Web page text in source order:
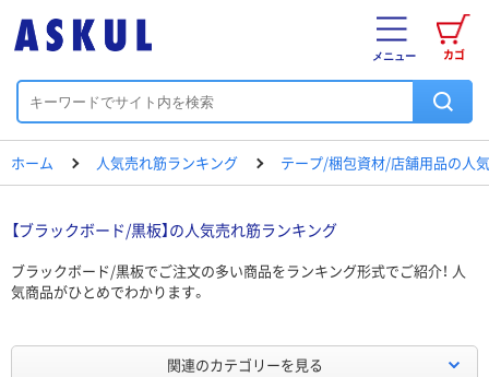
カゴ
メニュー
ホーム 人気売れ筋ランキング テープ/梱包資材/店舗用品の人
【ブラックボード/黒板】の人気売れ筋ランキング
ブラックボード/黒板でご注文の多い商品をランキング形式でご紹介！ 人
気商品がひとめでわかります。
関連のカテゴリーを見る